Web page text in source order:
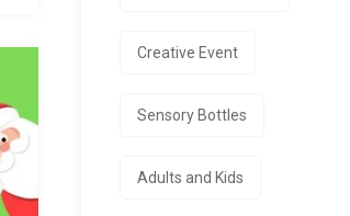
Creative Event
Sensory Bottles
Adults and Kids